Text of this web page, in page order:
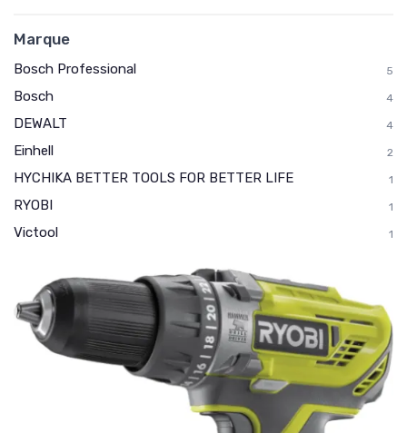
Marque
Bosch Professional 5
Bosch 4
DEWALT 4
Einhell 2
HYCHIKA BETTER TOOLS FOR BETTER LIFE 1
RYOBI 1
Victool 1